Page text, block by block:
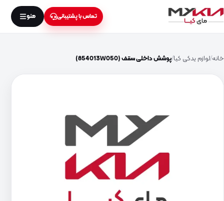
تماس با پشتیبانی منو
خانه لوازم یدکی کیا پوشش داخلی سقف (854013W050)